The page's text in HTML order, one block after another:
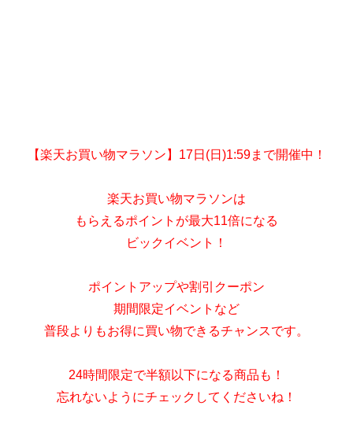
【楽天お買い物マラソン】17日(日)1:59まで開催中！
楽天お買い物マラソンは
もらえるポイントが最大11倍になる
ビックイベント！
ポイントアップや割引クーポン
期間限定イベントなど
普段よりもお得に買い物できるチャンスです。
24時間限定で半額以下になる商品も！
忘れないようにチェックしてくださいね！